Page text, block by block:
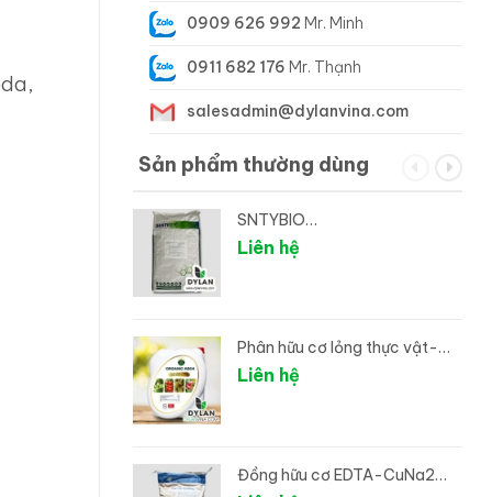
0909 626 992 Mr. Minh
0911 682 176 Mr. Thạnh
salesadmin@dylanvina.com
Sản phẩm thường dùng
SNTYBIO
Rhodopseudomonas palustris
- Vi sinh xử lý đáy ao
Liên hệ
Phân hữu cơ lỏng thực vật-
Can hữu cơ 04
Liên hệ
Đồng hữu cơ EDTA-CuNa2